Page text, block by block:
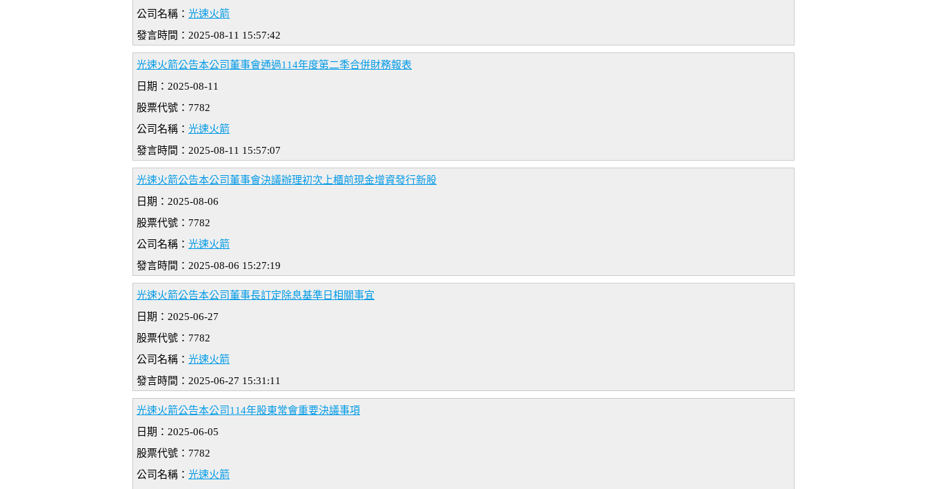
公司名稱： 光速火箭
發言時間：2025-08-11 15:57:42
光速火箭公告本公司董事會通過114年度第二季合併財務報表
日期：2025-08-11
股票代號：7782
公司名稱： 光速火箭
發言時間：2025-08-11 15:57:07
光速火箭公告本公司董事會決議辦理初次上櫃前現金增資發行新股
日期：2025-08-06
股票代號：7782
公司名稱： 光速火箭
發言時間：2025-08-06 15:27:19
光速火箭公告本公司董事長訂定除息基準日相關事宜
日期：2025-06-27
股票代號：7782
公司名稱： 光速火箭
發言時間：2025-06-27 15:31:11
光速火箭公告本公司114年股東常會重要決議事項
日期：2025-06-05
股票代號：7782
公司名稱： 光速火箭